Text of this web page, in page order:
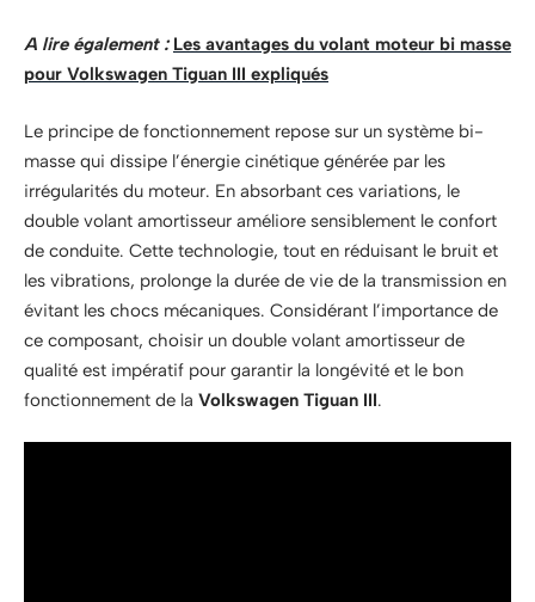
A lire également : Les avantages du volant moteur bi masse
pour Volkswagen Tiguan III expliqués
Le principe de fonctionnement repose sur un système bi-
masse qui dissipe l’énergie cinétique générée par les
irrégularités du moteur. En absorbant ces variations, le
double volant amortisseur améliore sensiblement le confort
de conduite. Cette technologie, tout en réduisant le bruit et
les vibrations, prolonge la durée de vie de la transmission en
évitant les chocs mécaniques. Considérant l’importance de
ce composant, choisir un double volant amortisseur de
qualité est impératif pour garantir la longévité et le bon
fonctionnement de la Volkswagen Tiguan III.